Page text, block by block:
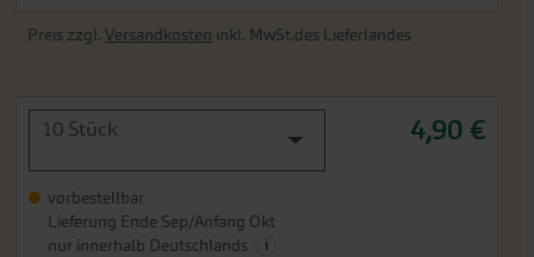
Preis zzgl.Versandkosten inkl. MwSt.des Lieferlandes
10 Stück 4,90 €
vorbestellbar
Lieferung Ende Sep/Anfang Okt
nur innerhalb Deutschlands
i